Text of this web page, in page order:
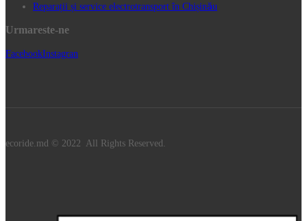
Reparații și service electrotransport în Chișinău
Urmareste-ne
FacebookInstagran
ecoride.md © 2022 All Rights Reserved.